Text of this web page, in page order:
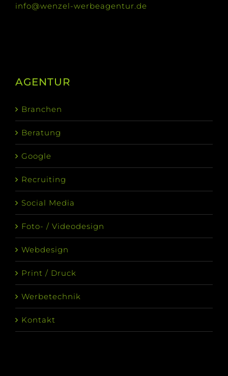
info@wenzel-werbeagentur.de
AGENTUR
Branchen
Beratung
Google
Recruiting
Social Media
Foto- / Videodesign
Webdesign
Print / Druck
Werbetechnik
Kontakt